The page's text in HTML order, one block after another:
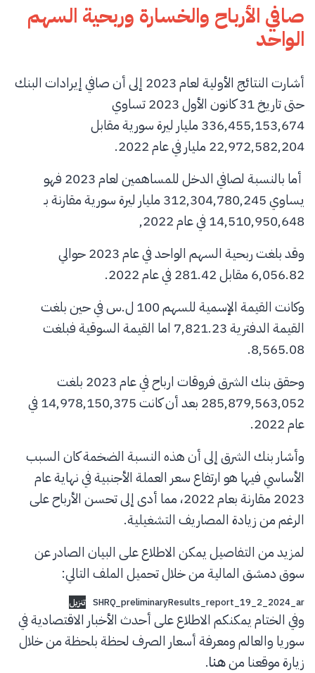
صافي الأرباح والخسارة وربحية السهم
الواحد
أشارت النتائج الأولية لعام 2023 إلى أن صافي إيرادات البنك
حتى تاريخ 31 كانون الأول 2023 تساوي
336,455,153,674 مليار ليرة سورية مقابل
22,972,582,204 مليار في عام 2022.
أما بالنسبة لصافي الدخل للمساهمين لعام 2023 فهو
يساوي 312,304,780,245 مليار ليرة سورية مقارنة بـ
14,510,950,648 في عام 2022,
وقد بلغت ربحية السهم الواحد في عام 2023 حوالي
6,056.82 مقابل 281.42 في عام 2022.
وكانت القيمة الإسمية للسهم 100 ل.س في حين بلغت
القيمة الدفترية 7,821.23 اما القيمة السوقية فبلغت
8,565.08.
وحقق بنك الشرق فروقات ارباح في عام 2023 بلغت
285,879,563,052 بعد أن كانت 14,978,150,375 في
عام 2022.
وأشار بنك الشرق إلى أن هذه النسبة الضخمة كان السبب
الأساسي فيها هو ارتفاع سعر العملة الأجنبية في نهاية عام
2023 مقارنة بعام 2022، مما أدى إلى تحسن الأرباح على
الرغم من زيادة المصاريف التشغيلية.
لمزيد من التفاصيل يمكن الاطلاع على البيان الصادر عن
سوق دمشق المالية من خلال تحميل الملف التالي:
SHRQ_preliminaryResults_report_19_2_2024_ar تنزيل
وفي الختام يمكنكم الاطلاع على أحدث الأخبار الاقتصادية في
سوريا والعالم ومعرفة أسعار الصرف لحظة بلحظة من خلال
زيارة موقعنا منهنا.